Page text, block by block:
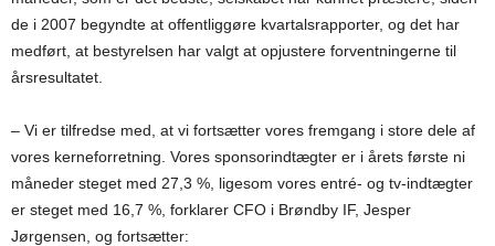
de i 2007 begyndte at offentliggøre kvartalsrapporter, og det har
medført, at bestyrelsen har valgt at opjustere forventningerne til
årsresultatet.
– Vi er tilfredse med, at vi fortsætter vores fremgang i store dele af
vores kerneforretning. Vores sponsorindtægter er i årets første ni
måneder steget med 27,3 %, ligesom vores entré- og tv-indtægter
er steget med 16,7 %, forklarer CFO i Brøndby IF, Jesper
Jørgensen, og fortsætter: